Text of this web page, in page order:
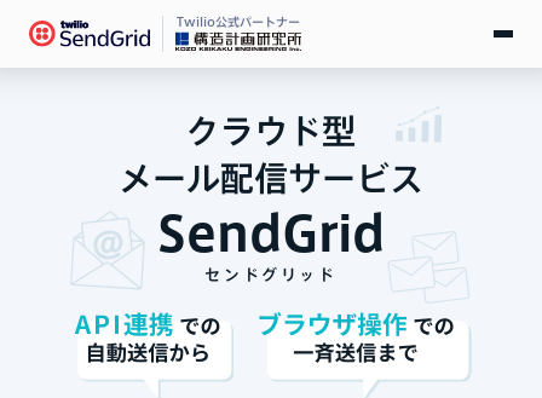
Twilio公式パートナー
ログイン
SendGridとは
導入事例
クラウド型
メール配信サービス
SendGrid
センドグリッド